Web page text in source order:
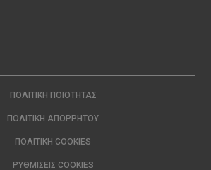
ΠΟΛΙΤΙΚΉ ΠΟΙΌΤΗΤΑΣ
ΠΟΛΙΤΙΚΉ ΑΠΟΡΡΉΤΟΥ
ΠΟΛΙΤΙΚΉ COOKIES
ΡΥΘΜΊΣΕΙΣ COOKIES